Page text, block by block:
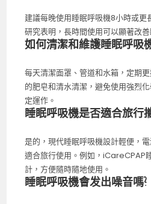
建議每晚使用睡眠呼吸機8小時或更
研究表明，長時間使用可以顯著改
如何清潔和維護睡眠呼吸
每天清潔面罩、管道和水箱，定期
的肥皂和清水清潔，避免使用強烈
定運作。
睡眠呼吸機是否適合旅行
是的，現代睡眠呼吸機設計輕便，
適合旅行使用。例如，iCareCPAP
計，方便隨時隨地使用。
睡眠呼吸機會发出噪音嗎?